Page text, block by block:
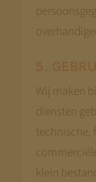
5.
Wij maken
diensten
technische,
klein